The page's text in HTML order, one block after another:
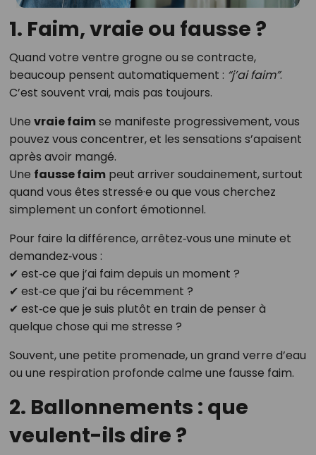
1. Faim, vraie ou fausse ?
Quand votre ventre grogne ou se contracte,
beaucoup pensent automatiquement : “j’ai faim”.
C’est souvent vrai, mais pas toujours.
Une vraie faimse manifeste progressivement, vous
pouvez vous concentrer, et les sensations s’apaisent
après avoir mangé.
Une fausse faimpeut arriver soudainement, surtout
quand vous êtes stressé·e ou que vous cherchez
simplement un confort émotionnel.
Pour faire la différence, arrêtez‑vous une minute et
demandez‑vous :
✔ est‑ce que j’ai faim depuis un moment ?
✔ est‑ce que j’ai bu récemment ?
✔ est‑ce que je suis plutôt en train de penser à
quelque chose qui me stresse ?
Souvent, une petite promenade, un grand verre d’eau
ou une respiration profonde calme une fausse faim.
2. Ballonnements : que
veulent-ils dire ?